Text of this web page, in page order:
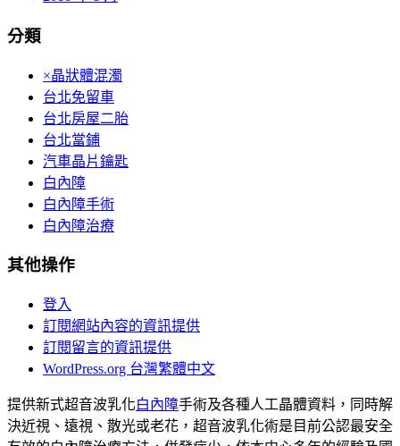
分類
×晶狀體混濁
台北免留車
台北房屋二胎
台北當鋪
汽車晶片鑰匙
白內障
白內障手術
白內障治療
其他操作
登入
訂閱網站內容的資訊提供
訂閱留言的資訊提供
WordPress.org 台灣繁體中文
提供新式超音波乳化白內障手術及各種人工晶體資料，同時解
決近視、遠視、散光或老花，超音波乳化術是目前公認最安全